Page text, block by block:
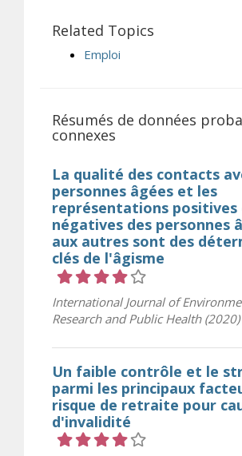
Related Topics
Emploi
Résumés de données
connexes
La qualité des contacts
personnes âgées et les
représentations positives
négatives des personnes
aux autres sont des
clés de l'âgisme
International Journal of
Research and Public Health (2020)
Un faible contrôle et le
parmi les principaux
risque de retraite pour
d'invalidité